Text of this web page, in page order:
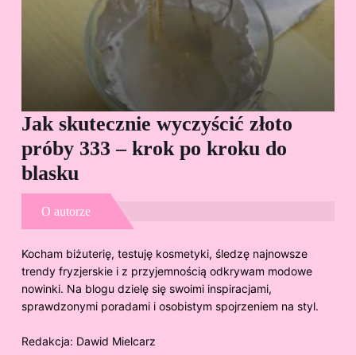
Jak skutecznie wyczyścić złoto
próby 333 – krok po kroku do
blasku
O autorze
Kocham biżuterię, testuję kosmetyki, śledzę najnowsze
trendy fryzjerskie i z przyjemnością odkrywam modowe
nowinki. Na blogu dzielę się swoimi inspiracjami,
sprawdzonymi poradami i osobistym spojrzeniem na styl.
Redakcja: Dawid Mielcarz